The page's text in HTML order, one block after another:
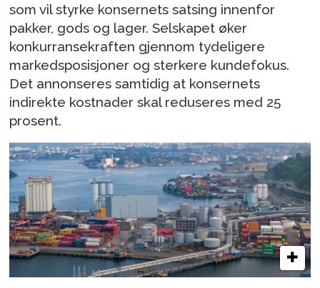
som vil styrke konsernets satsing innenfor
pakker, gods og lager. Selskapet øker
konkurransekraften gjennom tydeligere
markedsposisjoner og sterkere kundefokus.
Det annonseres samtidig at konsernets
indirekte kostnader skal reduseres med 25
prosent.